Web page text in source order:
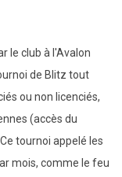
le club à l'Avalon
de Blitz tout
ou non licenciés,
(accès du
tournoi appelé les
mois, comme le feu